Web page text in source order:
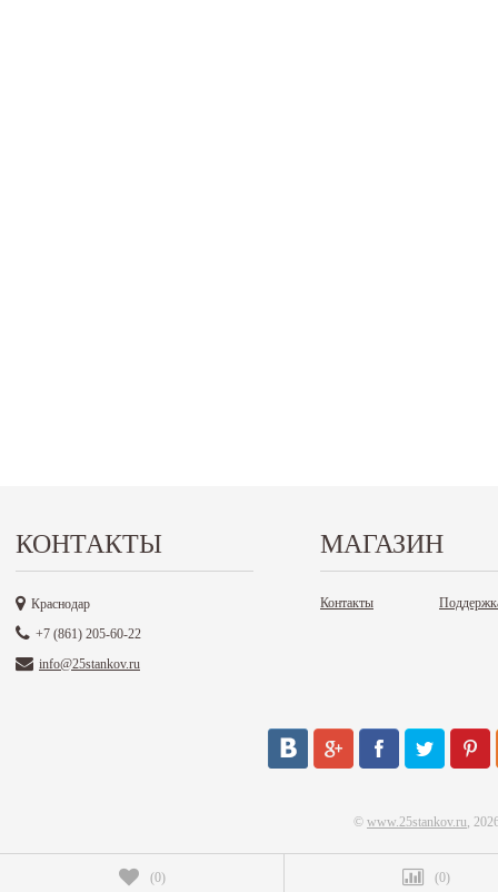
КОНТАКТЫ
Краснодар
+7 (861) 205-60-22
info@25stankov.ru
МАГАЗИН
Контакты
© www.25stankov.ru,
(0) (0)